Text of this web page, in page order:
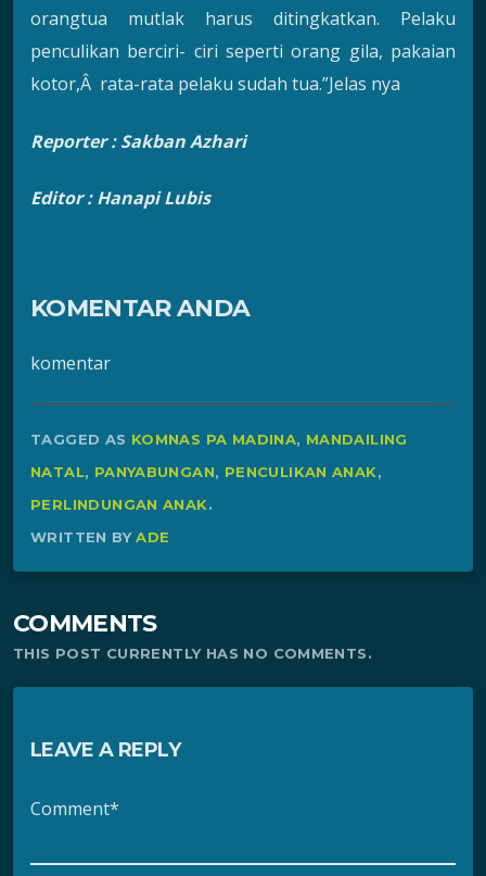
orangtua mutlak harus ditingkatkan. Pelaku
penculikan berciri- ciri seperti orang gila, pakaian
kotor,Â rata-rata pelaku sudah tua.”Jelas nya
Reporter:Sakban Azhari
Editor : Hanapi Lubis
KOMENTAR ANDA
komentar
TAGGED AS KOMNAS PA MADINA, MANDAILING
NATAL, PANYABUNGAN, PENCULIKAN ANAK,
PERLINDUNGAN ANAK.
WRITTEN BYADE
COMMENTS
THIS POST CURRENTLY HAS NO COMMENTS.
LEAVE A REPLY
Comment*